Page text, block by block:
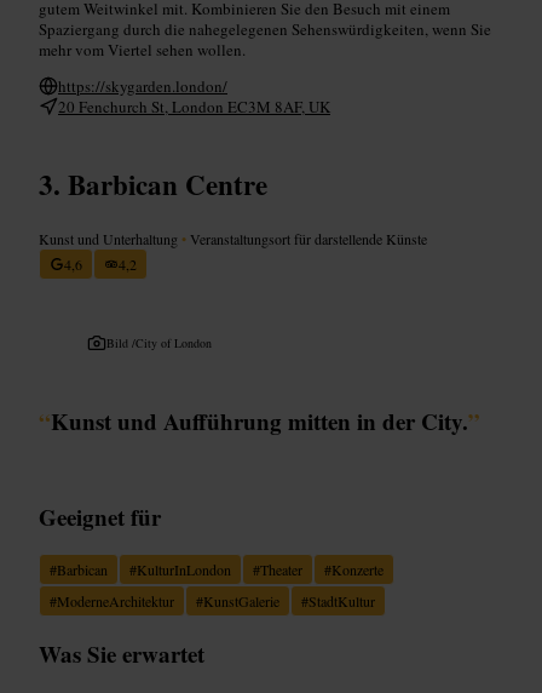
gutem Weitwinkel mit. Kombinieren Sie den Besuch mit einem
Spaziergang durch die nahegelegenen Sehenswürdigkeiten, wenn Sie
mehr vom Viertel sehen wollen.
https://skygarden.london/
20 Fenchurch St, London EC3M 8AF, UK
Barbican Centre
Kunst und Unterhaltung • Veranstaltungsort für darstellende Künste
4,6
4,2
Bild /City of London
“Kunst und Aufführung mitten in der City.”
Geeignet für
#Barbican #KulturInLondon #Theater #Konzerte
#ModerneArchitektur #KunstGalerie #StadtKultur
Was Sie erwartet